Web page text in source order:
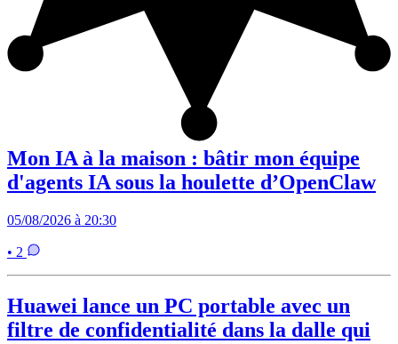
Mon IA à la maison : bâtir mon équipe
d'agents IA sous la houlette d’OpenClaw
05/08/2026 à 20:30
• 2
Huawei lance un PC portable avec un
filtre de confidentialité dans la dalle qui